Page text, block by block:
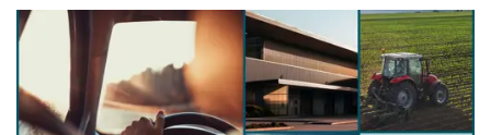
Scopri di più Claris Leasing